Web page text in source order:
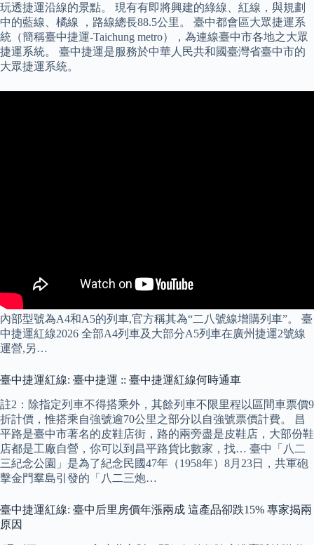
玩透捷運沿線的景點。 現有有即將興建的綠線、紅線，與規劃
中的藍線、橘線 ，路線總長88.5公里。 臺中都會區大眾捷運系
統（簡稱臺中捷運-Taichung metro），為連線臺中市各地之大眾
捷運系統。 臺中捷運是服務於中華人民共和國臺灣省臺中市的
大眾捷運系統。
內部型號為A4和A5的列車,官方稱其為“二八號線增購列車”。 臺
中捷運紅線2026 全部A4列車及大部分A5列車在廣州捷運2號線
運營,另…
臺中捷運紅線: 臺中捷運 :: 臺中捷運紅線何時通車
註2：除指定列車不得搭乘外，其餘列車不限里程以區間車票價9
折計價，惟搭乘自強號逾70公里之部分以自強號票價計費。 昌
平路是臺中市著名的皮鞋店街，路的兩旁盡是皮鞋店，大部份鞋
店都是工廠自營，你可以到昌平路貨比數家，找… 臺中「八二
三紀念公園」是為了紀念民國47年（1958年）8月23日，共軍砲
擊金門羣島引發的「八二三炮…
臺中捷運紅線: 臺中后里房價年漲兩成 這產品卻跌15% 專家揭兩
原因